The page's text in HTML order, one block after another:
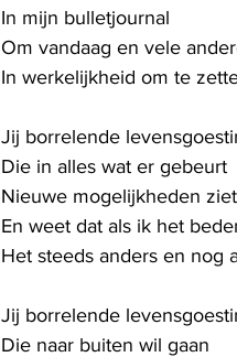
In mijn bulletjournal
Om vandaag en vele
In werkelijkheid om te
Jij borrelende
Die in alles wat er gebeurt
Nieuwe mogelijkheden ziet
En weet dat als ik het
Het steeds anders en nog
Jij borrelende
Die naar buiten wil gaan